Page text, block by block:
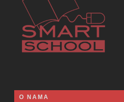
O NAMA